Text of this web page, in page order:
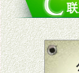
四、市场操作及支
1、根据区域市场
2、根据具体情况
3、根据市场需要
4、根据市场情况